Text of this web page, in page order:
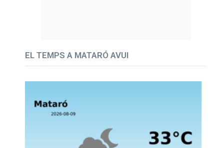
EL TEMPS A MATARÓ AVUI